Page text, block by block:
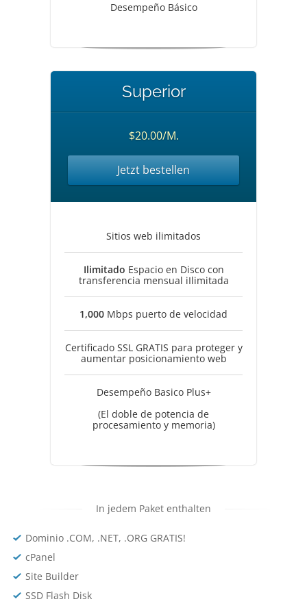
Desempeño Básico
Superior
$20.00/M.
Jetzt bestellen
Sitios web ilimitados
Ilimitado Espacio en Disco con
transferencia mensual iIlimitada
1,000 Mbps puerto de velocidad
Certificado SSL GRATIS para proteger y
aumentar posicionamiento web
Desempeño Basico Plus+
(El doble de potencia de
procesamiento y memoria)
In jedem Paket enthalten
Dominio .COM, .NET, .ORG GRATIS!
cPanel
Site Builder
SSD Flash Disk